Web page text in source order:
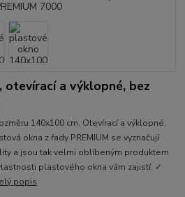
a výklopné, bez
140x100 cm. Otevírací a výklopné,
okna z řady PREMIUM se vyznačují
a jsou tak velmi oblíbeným produktem
plastového okna vám zajistí: ✓
popis